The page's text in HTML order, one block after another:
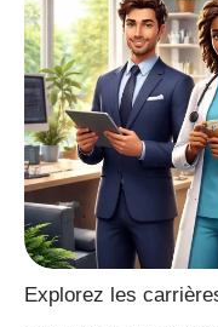
Explorez les